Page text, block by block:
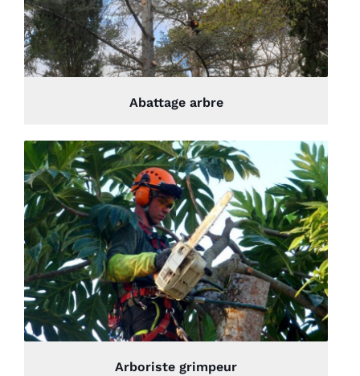
Abattage arbre
Arboriste grimpeur